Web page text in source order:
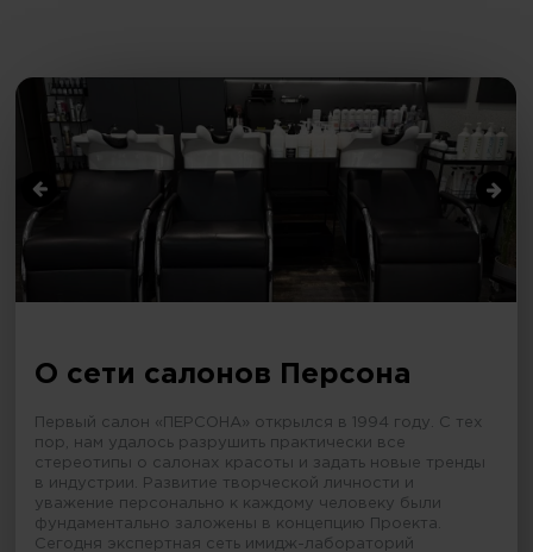
О сети салонов Персона
Первый салон «ПЕРСОНА» открылся в 1994 году. С тех
пор, нам удалось разрушить практически все
стереотипы о салонах красоты и задать новые тренды
в индустрии. Развитие творческой личности и
уважение персонально к каждому человеку были
фундаментально заложены в концепцию Проекта.
Сегодня экспертная сеть имидж-лабораторий